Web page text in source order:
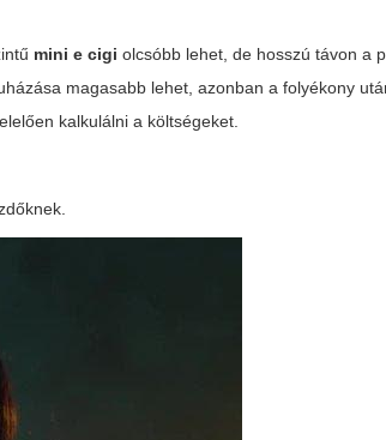
mini e cigi olcsóbb lehet, de hosszú távon a
magasabb lehet, azonban a folyékony
kalkulálni a költségeket.